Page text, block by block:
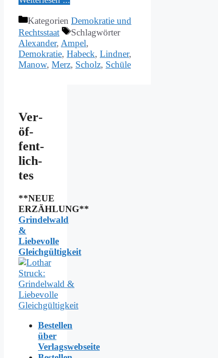
Kategorien Demokratie und
Rechtsstaat
Schlagwörter
Alexander, Ampel,
Demokratie, Habeck, Lindner,
Manow, Merz, Scholz, Schüle
Ver­
öf­
fent­
lich­
tes
**NEUE
ERZÄHLUNG**
Grindelwald
&
Liebevolle
Gleichgültigkeit
Bestellen
über
Verlagswebseite